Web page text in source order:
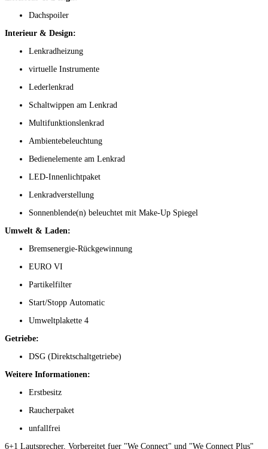
Dachspoiler
Interieur & Design:
Lenkradheizung
virtuelle Instrumente
Lederlenkrad
Schaltwippen am Lenkrad
Multifunktionslenkrad
Ambientebeleuchtung
Bedienelemente am Lenkrad
LED-Innenlichtpaket
Lenkradverstellung
Sonnenblende(n) beleuchtet mit Make-Up Spiegel
Umwelt & Laden:
Bremsenergie-Rückgewinnung
EURO VI
Partikelfilter
Start/Stopp Automatic
Umweltplakette 4
Getriebe:
DSG (Direktschaltgetriebe)
Weitere Informationen:
Erstbesitz
Raucherpaket
unfallfrei
6+1 Lautsprecher, Vorbereitet fuer "We Connect" und "We Connect Plus"